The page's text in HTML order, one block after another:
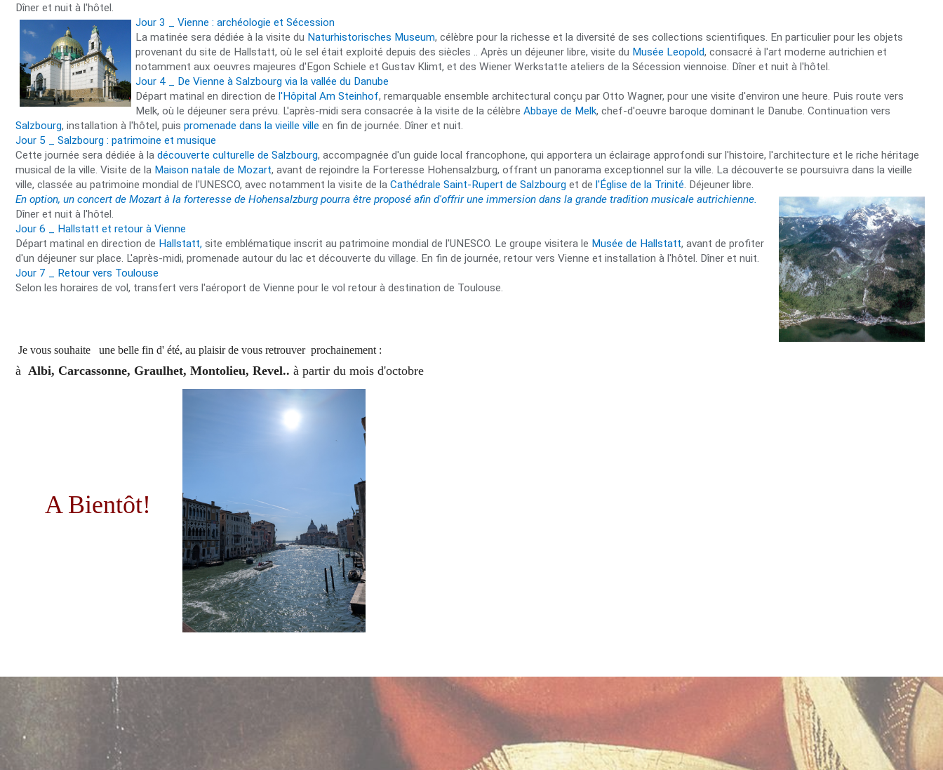
Dîner et nuit à l'hôtel.
Jour 3 _ Vienne : archéologie et Sécession
La matinée sera dédiée à la visite du Naturhistorisches Museum, célèbre pour la richesse et la diversité de ses collections scientifiques. En particulier pour les objets
provenant du site de Hallstatt, où le sel était exploité depuis des siècles .. Après un déjeuner libre, visite du Musée Leopold, consacré à l'art moderne autrichien et
notamment aux oeuvres majeures d'Egon Schiele et Gustav Klimt, et des Wiener Werkstatte ateliers de la Sécession viennoise. Dîner et nuit à l'hôtel.
Jour 4 _ De Vienne à Salzbourg via la vallée du Danube
Départ matinal en direction de l'Hôpital Am Steinhof, remarquable ensemble architectural conçu par Otto Wagner, pour une visite d'environ une heure. Puis route vers
Melk, où le déjeuner sera prévu. L'après-midi sera consacrée à la visite de la célèbre Abbaye de Melk, chef-d'oeuvre baroque dominant le Danube. Continuation vers
Salzbourg, installation à l'hôtel, puis promenade dans la vieille ville en fin de journée. Dîner et nuit.
Jour 5 _ Salzbourg : patrimoine et musique
Cette journée sera dédiée à la découverte culturelle de Salzbourg, accompagnée d'un guide local francophone, qui apportera un éclairage approfondi sur l'histoire, l'architecture et le riche héritage
musical de la ville. Visite de la Maison natale de Mozart, avant de rejoindre la Forteresse Hohensalzburg, offrant un panorama exceptionnel sur la ville. La découverte se poursuivra dans la vieille
ville, classée au patrimoine mondial de l'UNESCO, avec notamment la visite de la Cathédrale Saint-Rupert de Salzbourg et de l'Église de la Trinité . Déjeuner libre.
En option, un concert de Mozart à la forteresse de Hohensalzburg pourra être proposé afin d'offrir une immersion dans la grande tradition musicale autrichienne.
Dîner et nuit à l'hôtel.
Jour 6 _ Hallstatt et retour à Vienne
Départ matinal en direction de Hallstatt, site emblématique inscrit au patrimoine mondial de l'UNESCO. Le groupe visitera le Musée de Hallstatt, avant de profiter
d'un déjeuner sur place. L'après-midi, promenade autour du lac et découverte du village. En fin de journée, retour vers Vienne et installation à l'hôtel. Dîner et nuit.
Jour 7 _ Retour vers Toulouse
Selon les horaires de vol, transfert vers l'aéroport de Vienne pour le vol retour à destination de Toulouse.
Je vous souhaite une belle fin d' été, au plaisir de vous retrouver prochainement :
à Albi, Carcassonne, Graulhet, Montolieu, Revel.. à partir du mois d'octobre
A Bientôt!